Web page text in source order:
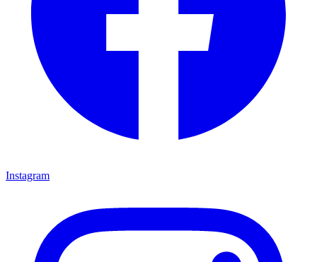
Instagram